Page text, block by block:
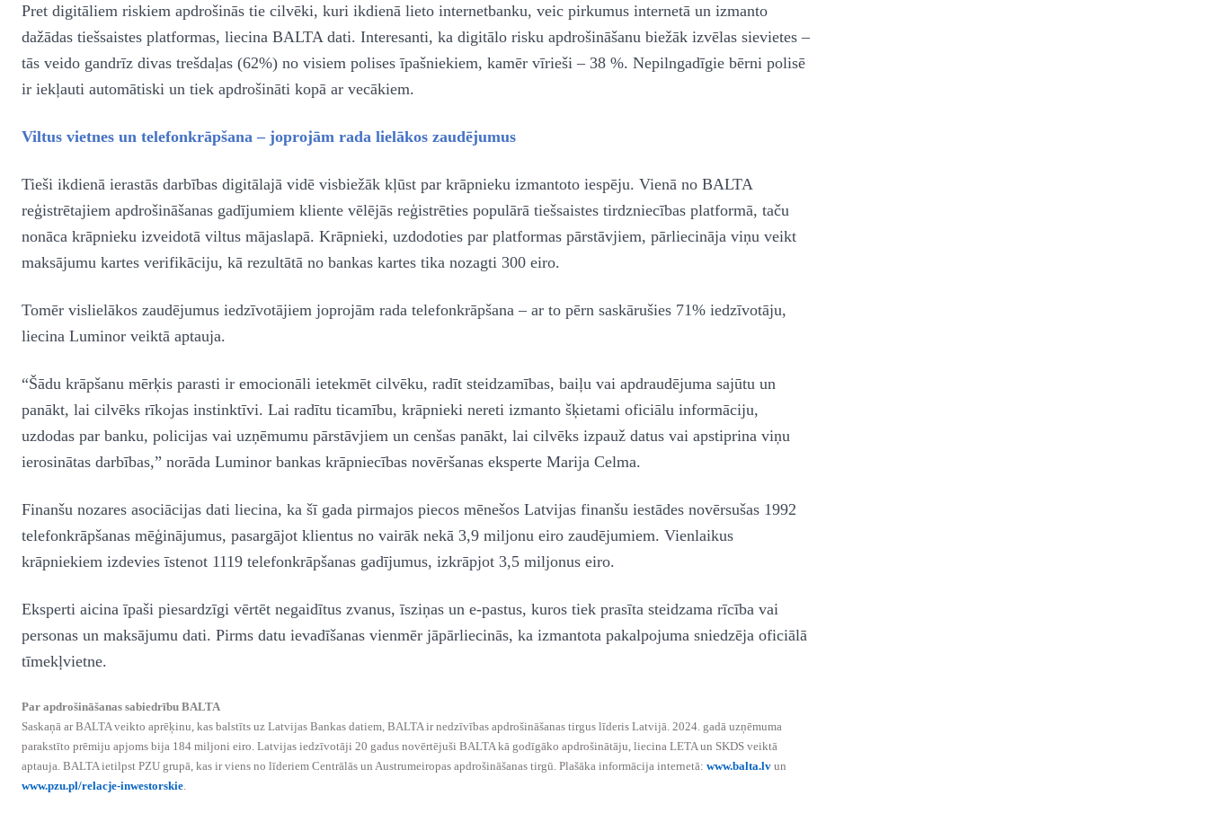
Pret digitāliem riskiem apdrošinās tie cilvēki, kuri ikdienā lieto internetbanku, veic pirkumus internetā un izmanto
dažādas tiešsaistes platformas, liecina BALTA dati. Interesanti, ka digitālo risku apdrošināšanu biežāk izvēlas sievietes –
tās veido gandrīz divas trešdaļas (62%) no visiem polises īpašniekiem, kamēr vīrieši – 38 %. Nepilngadīgie bērni polisē
ir iekļauti automātiski un tiek apdrošināti kopā ar vecākiem.
Viltus vietnes un telefonkrāpšana – joprojām rada lielākos zaudējumus
Tieši ikdienā ierastās darbības digitālajā vidē visbiežāk kļūst par krāpnieku izmantoto iespēju. Vienā no BALTA
reģistrētajiem apdrošināšanas gadījumiem kliente vēlējās reģistrēties populārā tiešsaistes tirdzniecības platformā, taču
nonāca krāpnieku izveidotā viltus mājaslapā. Krāpnieki, uzdodoties par platformas pārstāvjiem, pārliecināja viņu veikt
maksājumu kartes verifikāciju, kā rezultātā no bankas kartes tika nozagti 300 eiro.
Tomēr vislielākos zaudējumus iedzīvotājiem joprojām rada telefonkrāpšana – ar to pērn saskārušies 71% iedzīvotāju,
liecina Luminor veiktā aptauja.
“Šādu krāpšanu mērķis parasti ir emocionāli ietekmēt cilvēku, radīt steidzamības, baiļu vai apdraudējuma sajūtu un
panākt, lai cilvēks rīkojas instinktīvi. Lai radītu ticamību, krāpnieki nereti izmanto šķietami oficiālu informāciju,
uzdodas par banku, policijas vai uzņēmumu pārstāvjiem un cenšas panākt, lai cilvēks izpauž datus vai apstiprina viņu
ierosinātas darbības,” norāda Luminor bankas krāpniecības novēršanas eksperte Marija Celma.
Finanšu nozares asociācijas dati liecina, ka šī gada pirmajos piecos mēnešos Latvijas finanšu iestādes novērsušas 1992
telefonkrāpšanas mēģinājumus, pasargājot klientus no vairāk nekā 3,9 miljonu eiro zaudējumiem. Vienlaikus
krāpniekiem izdevies īstenot 1119 telefonkrāpšanas gadījumus, izkrāpjot 3,5 miljonus eiro.
Eksperti aicina īpaši piesardzīgi vērtēt negaidītus zvanus, īsziņas un e-pastus, kuros tiek prasīta steidzama rīcība vai
personas un maksājumu dati. Pirms datu ievadīšanas vienmēr jāpārliecinās, ka izmantota pakalpojuma sniedzēja oficiālā
tīmekļvietne.
Par apdrošināšanas sabiedrību BALTA
Saskaņā ar BALTA veikto aprēķinu, kas balstīts uz Latvijas Bankas datiem, BALTA ir nedzīvības apdrošināšanas tirgus līderis Latvijā. 2024. gadā uzņēmuma
parakstīto prēmiju apjoms bija 184 miljoni eiro. Latvijas iedzīvotāji 20 gadus novērtējuši BALTA kā godīgāko apdrošinātāju, liecina LETA un SKDS veiktā
aptauja. BALTA ietilpst PZU grupā, kas ir viens no līderiem Centrālās un Austrumeiropas apdrošināšanas tirgū. Plašāka informācija internetā: www.balta.lv un
www.pzu.pl/relacje-inwestorskie.